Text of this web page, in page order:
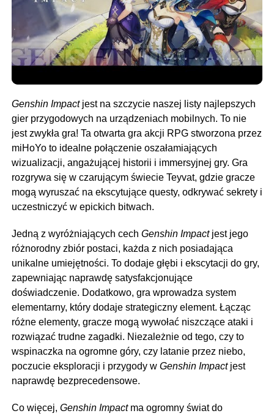
Genshin Impactjest na szczycie naszej listy najlepszych
gier przygodowych na urządzeniach mobilnych. To nie
jest zwykła gra! Ta otwarta gra akcji RPG stworzona przez
miHoYo to idealne połączenie oszałamiających
wizualizacji, angażującej historii i immersyjnej gry. Gra
rozgrywa się w czarującym świecie Teyvat, gdzie gracze
mogą wyruszać na ekscytujące questy, odkrywać sekrety i
uczestniczyć w epickich bitwach.
Jedną z wyróżniających cech Genshin Impactjest jego
różnorodny zbiór postaci, każda z nich posiadająca
unikalne umiejętności. To dodaje głębi i ekscytacji do gry,
zapewniając naprawdę satysfakcjonujące
doświadczenie. Dodatkowo, gra wprowadza system
elementarny, który dodaje strategiczny element. Łącząc
różne elementy, gracze mogą wywołać niszczące ataki i
rozwiązać trudne zagadki. Niezależnie od tego, czy to
wspinaczka na ogromne góry, czy latanie przez niebo,
poczucie eksploracji i przygody w Genshin Impactjest
naprawdę bezprecedensowe.
Co więcej, Genshin Impactma ogromny świat do